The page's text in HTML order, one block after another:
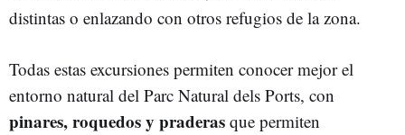
distintas o enlazando con otros refugios de la zona.
Todas estas excursiones permiten conocer mejor el
entorno natural del Parc Natural dels Ports, con
pinares, roquedos y praderas que permiten